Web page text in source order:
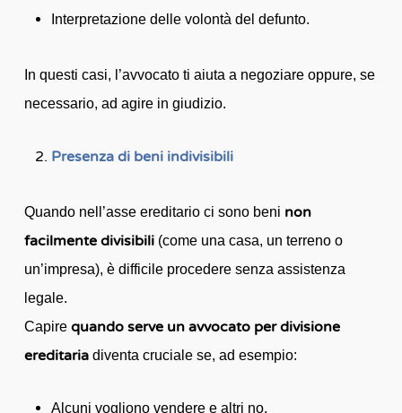
Interpretazione delle volontà del defunto.
In questi casi, l’avvocato ti aiuta a negoziare oppure, se
necessario, ad agire in giudizio.
Presenza di beni indivisibili
Quando nell’asse ereditario ci sono beni non
facilmente divisibili(come una casa, un terreno o
un’impresa), è difficile procedere senza assistenza
legale.
Capire quando serve un avvocato per divisione
ereditariadiventa cruciale se, ad esempio:
Alcuni vogliono vendere e altri no.